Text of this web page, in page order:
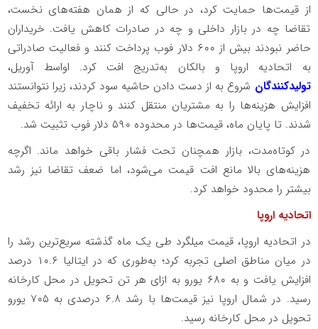
از قیمت‌ها حمایت کرد، در حالی که از همان هفته‌های نخست،
تقاضا چه در بازار داخلی و چه در صادرات کاهش یافت. خریداران
حاضر نبودند بیش از ۶۰۰ دلار فوب پرداخت کنند و فعالیت صادراتی
به اتحادیه اروپا و بالکان به‌تدریج افت کرد. اواسط آوریل،
تولیدکنندگان شروع به از دست دادن حاشیه سود کردند، زیرا نتوانستند
افزایش هزینه‌ها را به مشتریان منتقل کنند و ناچار به ارائه تخفیف
شدند. تا پایان ماه، قیمت‌ها در محدوده ۵۹۰ دلار فوب تثبیت شد.
در کوتاه‌مدت، بازار همچنان تحت فشار باقی خواهد ماند. اگرچه
هزینه‌های بالا مانع افت قیمت می‌شود، اما ضعف تقاضا نیز رشد
بیشتر را محدود خواهد کرد.
اتحادیه اروپا
در اتحادیه اروپا، قیمت میلگرد طی یک ماه گذشته سریع‌ترین رشد را
در میان مناطق اصلی تجربه کرد؛ به‌طوری که در ایتالیا ۱۰.۶ درصد
افزایش یافت و به ۶۸۰ یورو به ازای هر تن تحویل در محل کارخانه
رسید. در شمال اروپا نیز قیمت‌ها با رشد ۶.۸ درصدی به ۷۰۵ یورو
تحویل در محل کارخانه رسید.